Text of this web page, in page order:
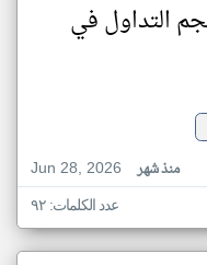
حجم التداول في
Jun 28, 2026
منذ شهر
عدد الكلمات: ٩٢